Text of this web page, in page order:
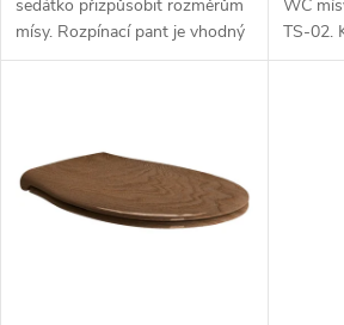
t
ů
t
sedátko přizpůsobit rozměrům
mísy. Rozpínací pant je vhodný
pro běžný otvor ve WC míse o
WC
TS-02.